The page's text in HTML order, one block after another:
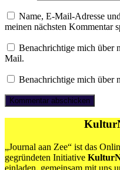
Name, E-Mail-Adresse
meinen nächsten Kommentar
Benachrichtige mich über
Mail.
Benachrichtige mich über
„Journal aan Zee“ ist das
gegründeten Initiative
einladen, gemeinsam mit uns